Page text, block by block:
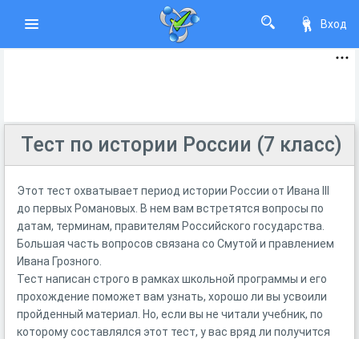
Вход
Тест по истории России (7 класс)
Этот тест охватывает период истории России от Ивана III
до первых Романовых. В нем вам встретятся вопросы по
датам, терминам, правителям Российского государства.
Большая часть вопросов связана со Смутой и правлением
Ивана Грозного.
Тест написан строго в рамках школьной программы и его
прохождение поможет вам узнать, хорошо ли вы усвоили
пройденный материал. Но, если вы не читали учебник, по
которому составлялся этот тест, у вас вряд ли получится